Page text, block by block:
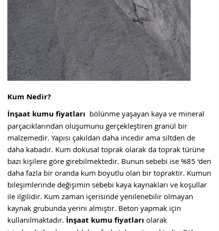
Kum Nedir?
İnşaat kumu fiyatları bölünme yaşayan kaya ve mineral
parçacıklarından oluşumunu gerçekleştiren granül bir
malzemedir. Yapısı çakıldan daha incedir ama siltden de
daha kabadır. Kum dokusal toprak olarak da toprak türüne
bazı kişilere göre girebilmektedir. Bunun sebebi ise %85 ‘den
daha fazla bir oranda kum boyutlu olan bir topraktır. Kumun
bileşimlerinde değişimin sebebi kaya kaynakları ve koşullar
ile ilgilidir. Kum zaman içerisinde yenilenebilir olmayan
kaynak grubunda yerini almıştır. Beton yapmak için
kullanılmaktadır. İnşaat kumu fiyatları olarak